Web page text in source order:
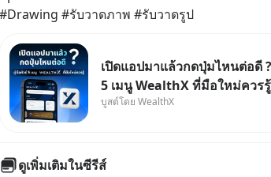
#Drawing #รับวาดภาพ #รับวาดรูป
เปิดแอปมาแล้วกดปุ่มไหนต่อดี
5 เมนู WealthX ที่มือใหม่ควร
ใครที่เพิ่งโหลดแอปมา แต่ยังงง
ทำให้คุ
บูสต์โดย WealthX
ดูเพิ่มเติมในซีรีส์